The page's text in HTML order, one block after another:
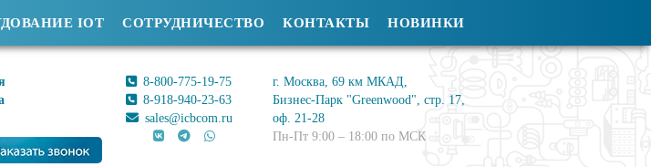
IOT СОТРУДНИЧЕСТВО КОНТАКТЫ НОВИНКИ
8-800-775-19-75
8-918-940-23-63
sales@icbcom.ru
г. Москва, 69 км МКАД,
Бизнес-Парк "Greenwood", стр. 17,
оф. 21-28
Пн-Пт 9:00 – 18:00 по МСК